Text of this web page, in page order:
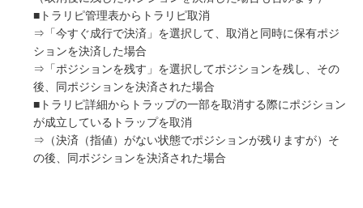
■トラリピ管理表からトラリピ取消
⇒「今すぐ成行で決済」を選択して、取消と同時に保有ポジ
ションを決済した場合
⇒「ポジションを残す」を選択してポジションを残し、その
後、同ポジションを決済された場合
■トラリピ詳細からトラップの一部を取消する際にポジション
が成立しているトラップを取消
⇒（決済（指値）がない状態でポジションが残りますが）そ
の後、同ポジションを決済された場合